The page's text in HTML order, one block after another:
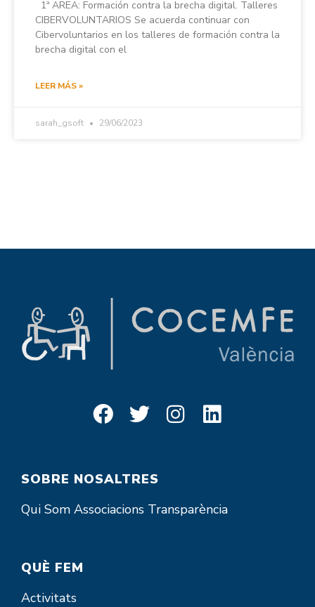
1ª AREA: Formación contra la brecha digital. Talleres
CIBERVOLUNTARIOS Se acuerda continuar con
Cibervoluntarios en los talleres de formación contra la
brecha digital con el
LEER MÁS »
sarah_gsoft 29/06/2023
SOBRE NOSALTRES
Qui Som Associacions Transparència
QUÈ FEM
Activitats